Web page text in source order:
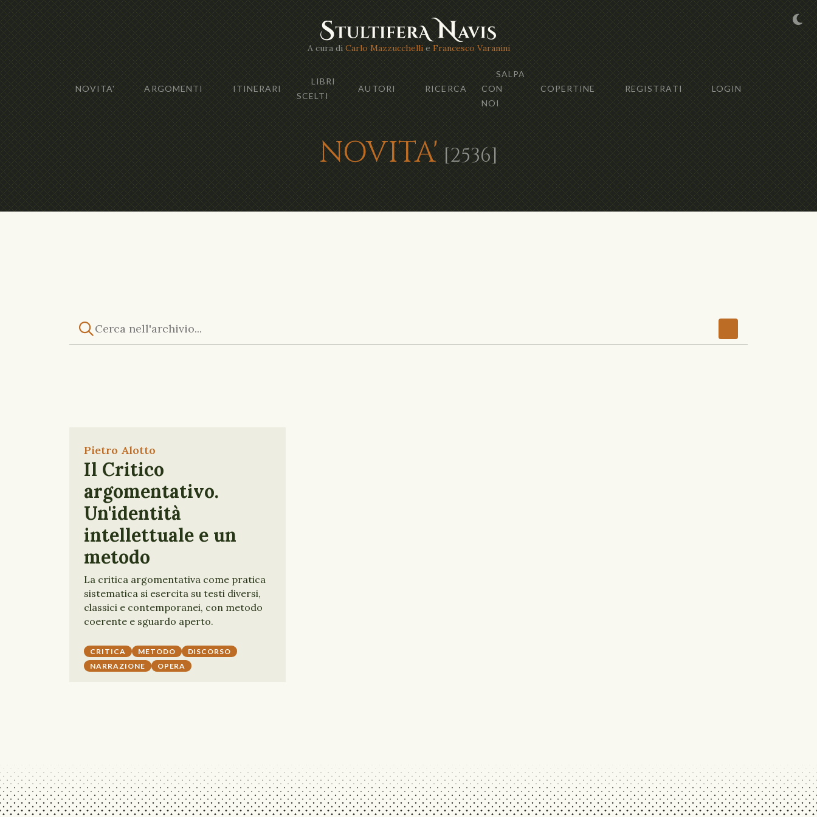
A cura di Carlo Mazzucchellie Francesco Varanini
NOVITA' ARGOMENTI ITINERARI
LIBRI
SCELTI
AUTORI RICERCA
SALPA
CON
NOI
COPERTINE REGISTRATI LOGIN
NOVITA' [2536]
Pietro Alotto
Il Critico
argomentativo.
Un'identità
intellettuale e un
metodo
La critica argomentativa come pratica
sistematica si esercita su testi diversi,
classici e contemporanei, con metodo
coerente e sguardo aperto.
CRITICA METODO
DISCORSO
NARRAZIONE
OPERA